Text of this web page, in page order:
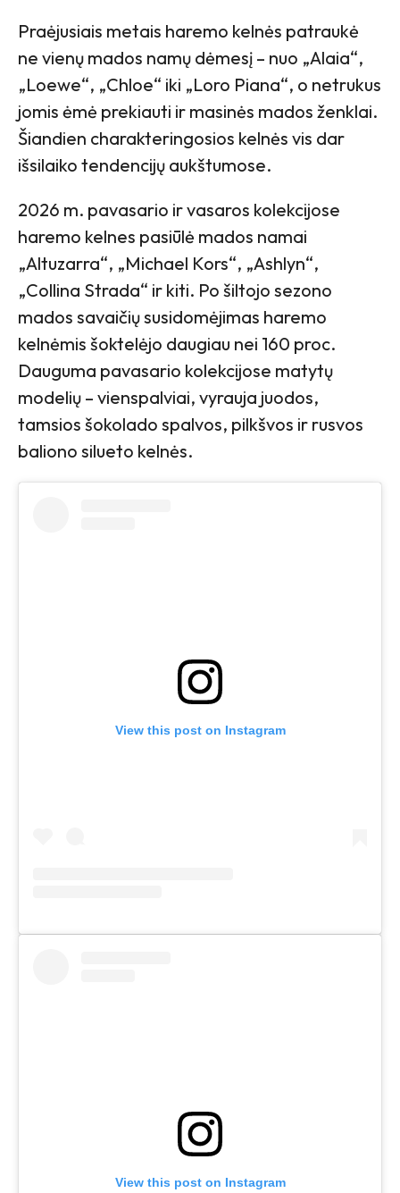
Praėjusiais metais haremo kelnės patraukė
ne vienų mados namų dėmesį – nuo „Alaia“,
„Loewe“, „Chloe“ iki „Loro Piana“, o netrukus
jomis ėmė prekiauti ir masinės mados ženklai.
Šiandien charakteringosios kelnės vis dar
išsilaiko tendencijų aukštumose.
2026 m. pavasario ir vasaros kolekcijose
haremo kelnes pasiūlė mados namai
„Altuzarra“, „Michael Kors“, „Ashlyn“,
„Collina Strada“ ir kiti. Po šiltojo sezono
mados savaičių susidomėjimas haremo
kelnėmis šoktelėjo daugiau nei 160 proc.
Dauguma pavasario kolekcijose matytų
modelių – vienspalviai, vyrauja juodos,
tamsios šokolado spalvos, pilkšvos ir rusvos
baliono silueto kelnės.
View this post on Instagram
View this post on Instagram